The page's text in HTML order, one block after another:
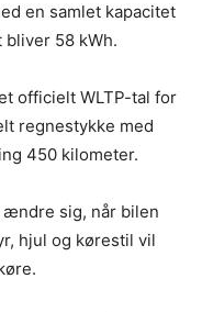
en samlet kapacitet
bliver 58 kWh.
officielt WLTP-tal for
regnestykke med
450 kilometer.
sig, når bilen
hjul og kørestil vil